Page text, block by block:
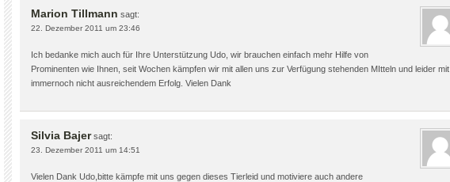
Marion Tillmann sagt:
22. Dezember 2011 um 23:46
Ich bedanke mich auch für Ihre Unterstützung Udo, wir brauchen einfach mehr Hilfe von
Prominenten wie Ihnen, seit Wochen kämpfen wir mit allen uns zur Verfügung stehenden MItteln und leider mit
immernoch nicht ausreichendem Erfolg. Vielen Dank
Silvia Bajer sagt:
23. Dezember 2011 um 14:51
Vielen Dank Udo,bitte kämpfe mit uns gegen dieses Tierleid und motiviere auch andere